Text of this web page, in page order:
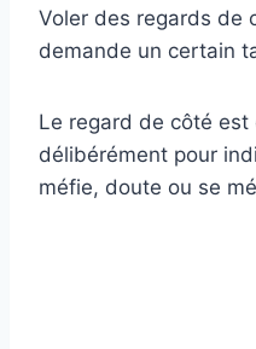
Voler des regards de
demande un certain
Le regard de côté est
délibérément pour
méfie, doute ou se